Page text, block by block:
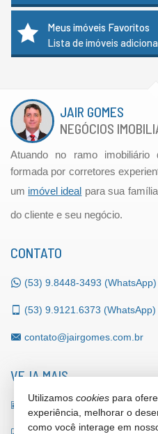
Meus imóveis Favoritos
Lista de imóveis
JAIR GOMES
NEGÓCIOS
Atuando no ramo
formada por corretores
um imóvel ideal para sua
do cliente e seu negócio.
CONTATO
(53) 9.8448-3493 (WhatsApp)
(53) 9.9121.6373 (WhatsApp)
contato@jairgomes.com.br
VEJA MAIS
receba nosso newsletter
Utilizamos cookies para
experiência, melhorar o
como você interage em